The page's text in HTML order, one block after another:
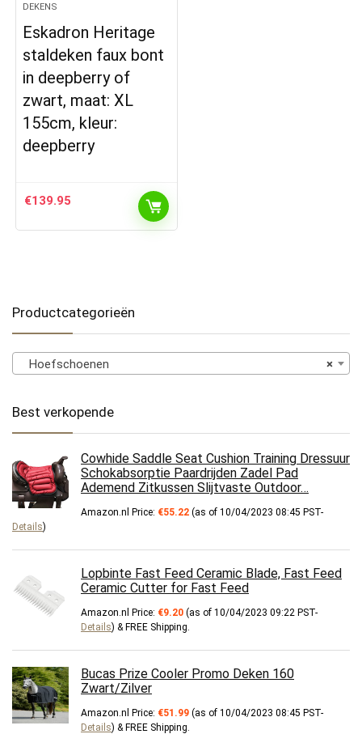
DEKENS
Eskadron Heritage
staldeken faux bont
in deepberry of
zwart, maat: XL
155cm, kleur:
deepberry
€139.95
Productcategorieën
×
Hoefschoenen
Best verkopende
Cowhide Saddle Seat Cushion Training Dressuur
Schokabsorptie Paardrijden Zadel Pad
Ademend Zitkussen Slijtvaste Outdoor…
Amazon.nl Price: €55.22 (as of 10/04/2023 08:45 PST-
Details)
Lopbinte Fast Feed Ceramic Blade, Fast Feed
Ceramic Cutter for Fast Feed
Amazon.nl Price: €9.20 (as of 10/04/2023 09:22 PST-
Details) & FREE Shipping
Bucas Prize Cooler Promo Deken 160
Zwart/Zilver
Amazon.nl Price: €51.99 (as of 10/04/2023 08:45 PST-
Details) & FREE Shipping